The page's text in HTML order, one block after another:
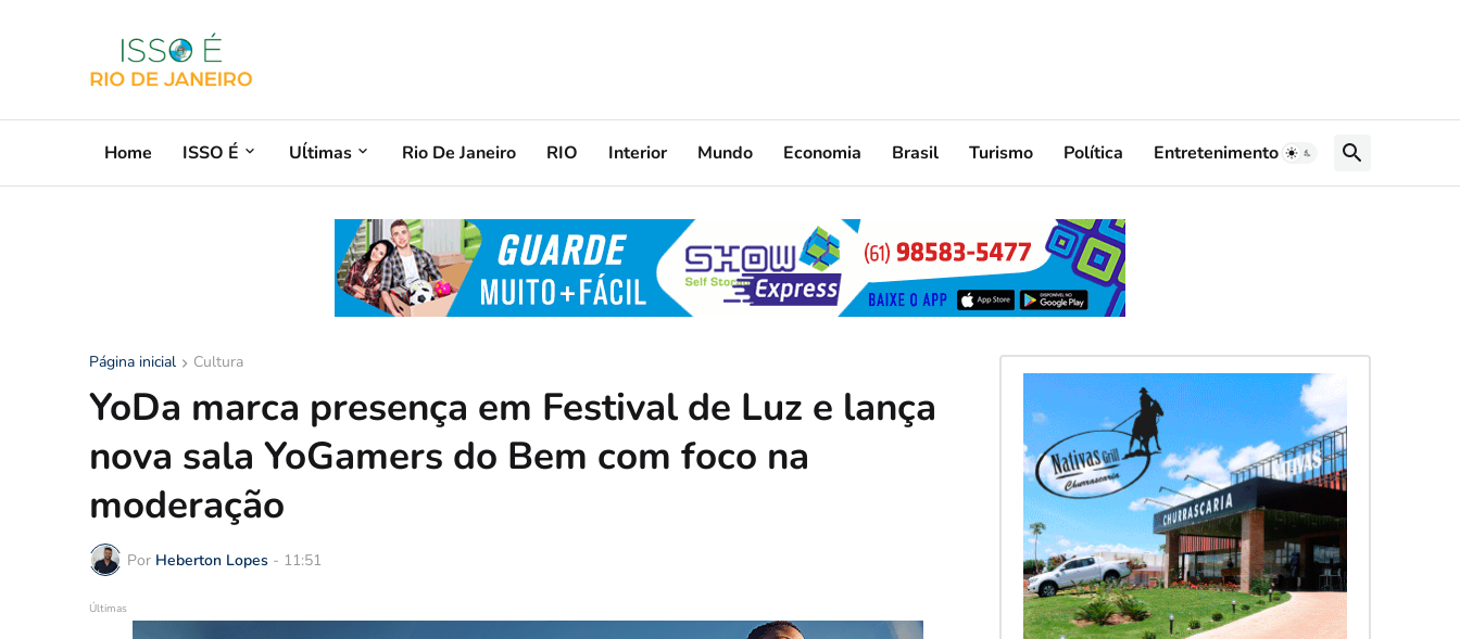
Home ISSO É Uĺtimas Rio De Janeiro RIO Interior Mundo Economia Brasil Turismo Política Entretenimento
Página inicial Cultura
YoDa marca presença em Festival de Luz e lança
nova sala YoGamers do Bem com foco na
moderação
Por Heberton Lopes - 11:51
Últimas